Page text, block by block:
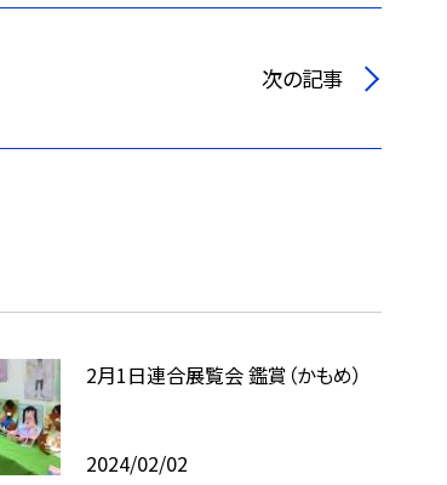
次の記事
2月1日連合展覧会 鑑賞（かもめ）
2024/02/02